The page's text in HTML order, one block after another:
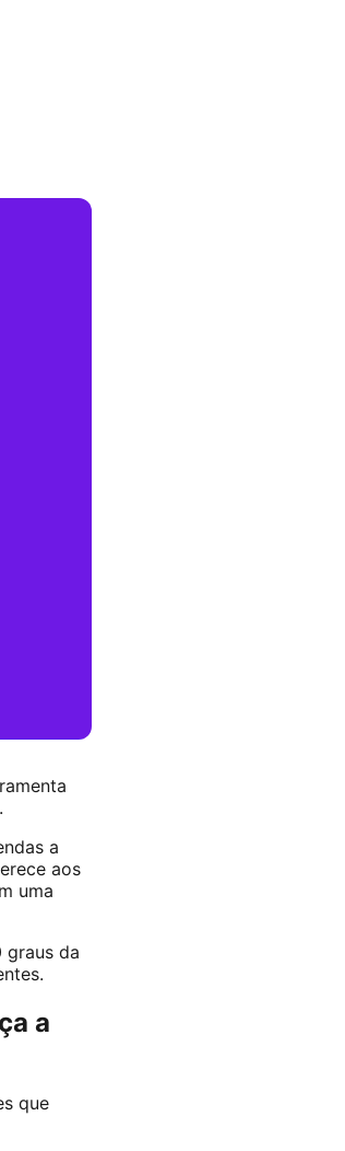
a
aos
uma
graus da
a
que